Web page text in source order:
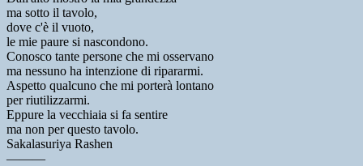
ma sotto il tavolo,
dove c'è il vuoto,
le mie paure si nascondono.
Conosco tante persone che mi osservano
ma nessuno ha intenzione di ripararmi.
Aspetto qualcuno che mi porterà lontano
per riutilizzarmi.
Eppure la vecchiaia si fa sentire
ma non per questo tavolo.
Sakalasuriya Rashen
———